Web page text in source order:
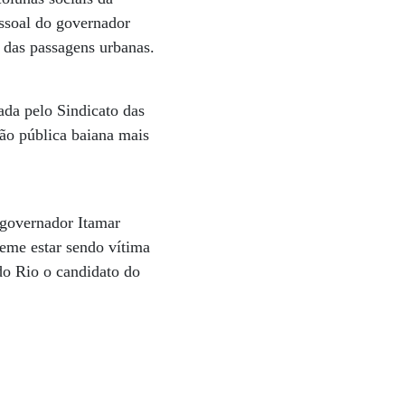
do governador
passagens urbanas.
pelo Sindicato das
pública baiana mais
Itamar
estar sendo vítima
Rio o candidato do